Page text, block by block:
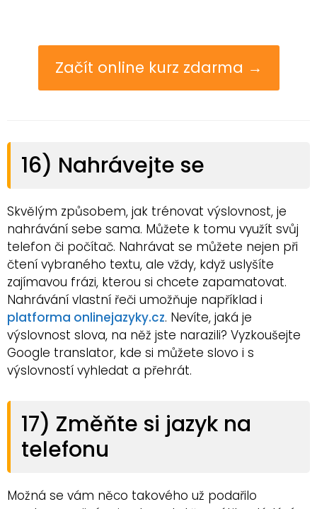
Začít online kurz zdarma →
16) Nahrávejte se
Skvělým způsobem, jak trénovat výslovnost, je
nahrávání sebe sama. Můžete k tomu využít svůj
telefon či počítač. Nahrávat se můžete nejen při
čtení vybraného textu, ale vždy, když uslyšíte
zajímavou frázi, kterou si chcete zapamatovat.
Nahrávání vlastní řeči umožňuje například i
platforma onlinejazyky.cz. Nevíte, jaká je
výslovnost slova, na něž jste narazili? Vyzkoušejte
Google translator, kde si můžete slovo i s
výslovností vyhledat a přehrát.
17) Změňte si jazyk na
telefonu
Možná se vám něco takového už podařilo